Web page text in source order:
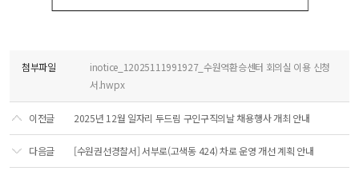
첨부파일
inotice_12025111991927_수원역환승센터 회의실 이용 신청
서.hwpx
이전글 2025년 12월 일자리 두드림 구인구직의날 채용행사 개최 안내
다음글 [수원권선경찰서] 서부로(고색동 424) 차로 운영 개선 계획 안내